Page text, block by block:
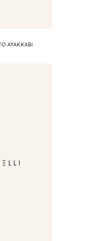
AYAKKABI